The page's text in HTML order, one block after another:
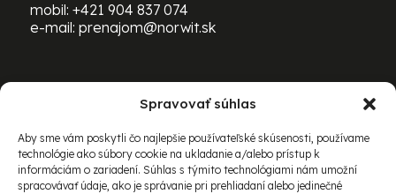
Spravovať súhlas
Aby sme vám poskytli čo najlepšie používateľské skúsenosti, používame
technológie ako súbory cookie na ukladanie a/alebo prístup k
informáciám o zariadení. Súhlas s týmito technológiami nám umožní
spracovávať údaje, ako je správanie pri prehliadaní alebo jedinečné
mobil: +421 904 837 074
e-mail: prenajom@norwit.sk
PRENÁJOM ŤAŽKEJ TECHNIKY
BOMAG:
mobil:+421 903 469 163
e-mail:richard.schovanec@norwit.sk